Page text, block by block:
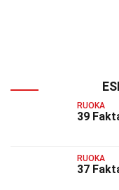
RUOKA
39
RUOKA
37